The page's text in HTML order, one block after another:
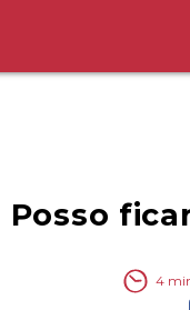
Posso
4